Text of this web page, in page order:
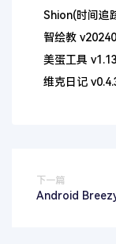
Shion(时间追
智绘教
美蛋工具
维克日记
下一篇
Android